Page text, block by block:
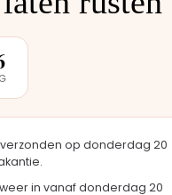
op donderdag 20
in vanaf donderdag 20